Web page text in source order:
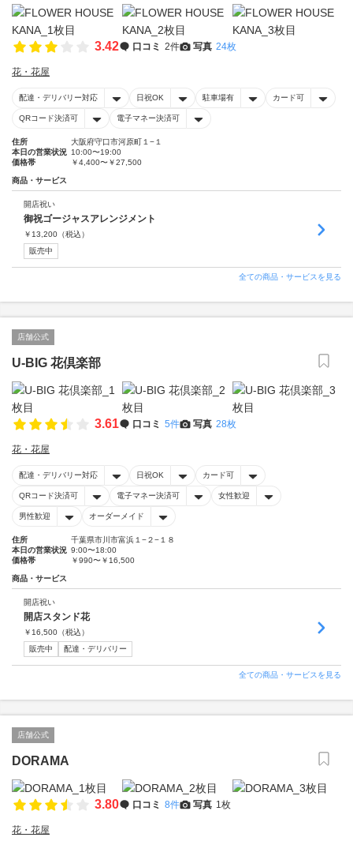
3.42 口コミ 2件 写真 24枚
花・花屋
配達・デリバリー対応 日祝OK 駐車場有 カード可
QRコード決済可 電子マネー決済可
住所
大阪府守口市河原町１−１
本日の営業状況 10:00〜19:00
価格帯
￥4,400〜￥27,500
商品・サービス
開店祝い
御祝ゴージャスアレンジメント
￥ 13,200 （税込）
販売中
全ての商品・サービスを見る
店舗公式
U-BIG 花倶楽部
3.61 口コミ 5件 写真 28枚
花・花屋
配達・デリバリー対応 日祝OK カード可
QRコード決済可 電子マネー決済可 女性歓迎
男性歓迎 オーダーメイド
住所
千葉県市川市富浜１−２−１８
本日の営業状況 9:00〜18:00
価格帯
￥990〜￥16,500
商品・サービス
開店祝い
開店スタンド花
￥ 16,500 （税込）
販売中
配達・デリバリー
全ての商品・サービスを見る
店舗公式
DORAMA
3.80 口コミ 8件 写真 1枚
花・花屋